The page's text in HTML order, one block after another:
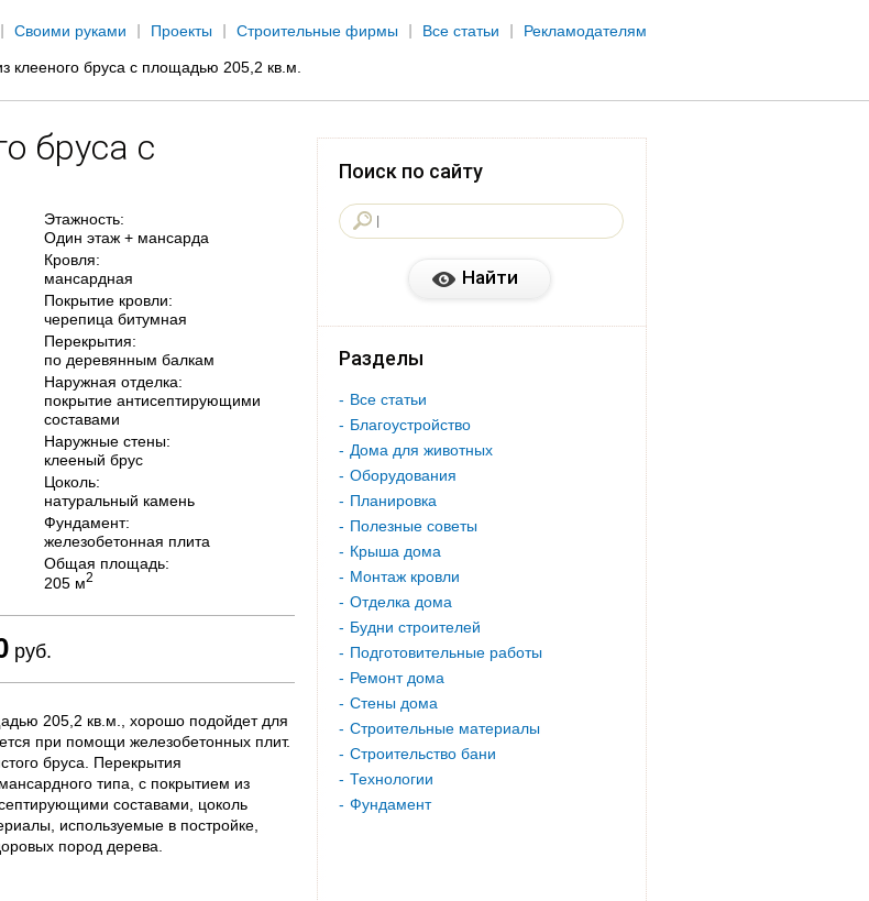
Своими руками Проекты Строительные фирмы Все статьи Рекламодателям
клееного бруса с площадью 205,2 кв.м.
бруса с
Этажность:
Один этаж + мансарда
Кровля:
мансардная
Покрытие кровли:
черепица битумная
Перекрытия:
по деревянным балкам
Наружная отделка:
покрытие антисептирующими
составами
Наружные стены:
клееный брус
Цоколь:
натуральный камень
Фундамент:
железобетонная плита
Общая площадь:
205 м2
руб.
205,2 кв.м., хорошо подойдет для
при помощи железобетонных плит.
бруса. Перекрытия
типа, с покрытием из
составами, цоколь
используемые в постройке,
пород дерева.
Поиск по сайту
Разделы
Все статьи
Благоустройство
Дома для животных
Оборудования
Планировка
Полезные советы
Крыша дома
Монтаж кровли
Отделка дома
Будни строителей
Подготовительные работы
Ремонт дома
Стены дома
Строительные материалы
Строительство бани
Технологии
Фундамент